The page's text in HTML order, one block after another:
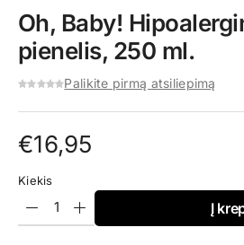
Oh, Baby!
pienelis, 250 ml.
Palikite pirmą atsiliepimą
€16,95
Kiekis
Į